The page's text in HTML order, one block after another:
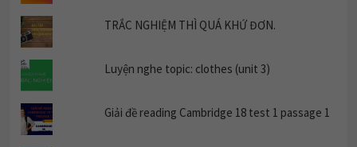
TRẮC NGHIỆM THÌ QUÁ KHỨ ĐƠN.
Luyện nghe topic: clothes (unit 3)
Giải đề reading Cambridge 18 test 1 passage 1